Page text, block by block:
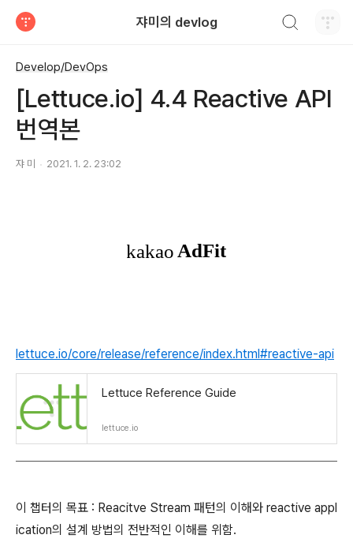
쟈미의 devlog
Develop/DevOps
[Lettuce.io] 4.4 Reactive API
번역본
쟈 미 2021. 1. 2. 23:02
lettuce.io/core/release/reference/index.html#reactive-api
Lettuce Reference Guide
lettuce.io
이 챕터의 목표 : Reacitve Stream 패턴의 이해와 reactive appl
ication의 설계 방법의 전반적인 이해를 위함.